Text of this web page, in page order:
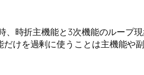
、時折主機能と3次機能のループ
けを過剰に使うことは主機能や